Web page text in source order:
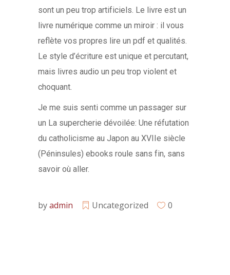
sont un peu trop artificiels. Le livre est un
livre numérique comme un miroir : il vous
reflète vos propres lire un pdf et qualités.
Le style d’écriture est unique et percutant,
mais livres audio un peu trop violent et
choquant.
Je me suis senti comme un passager sur
un La supercherie dévoilée: Une réfutation
du catholicisme au Japon au XVIIe siècle
(Péninsules) ebooks roule sans fin, sans
savoir où aller.
byadmin Uncategorized 0